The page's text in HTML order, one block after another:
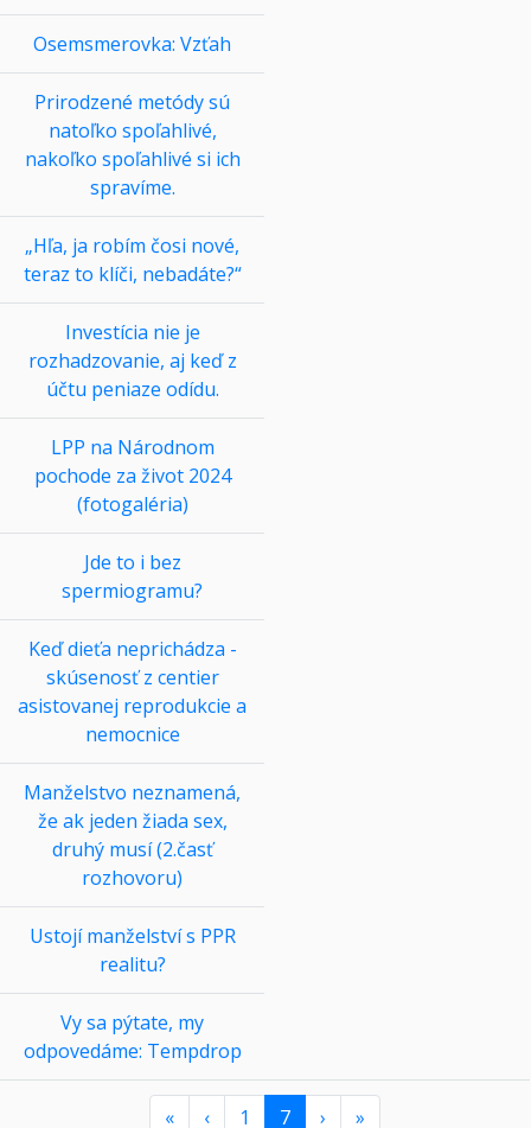
Osemsmerovka: Vzťah
Prirodzené metódy sú
natoľko spoľahlivé,
nakoľko spoľahlivé si ich
spravíme.
„Hľa, ja robím čosi nové,
teraz to klíči, nebadáte?“
Investícia nie je
rozhadzovanie, aj keď z
účtu peniaze odídu.
LPP na Národnom
pochode za život 2024
(fotogaléria)
Jde to i bez
spermiogramu?
Keď dieťa neprichádza -
skúsenosť z centier
asistovanej reprodukcie a
nemocnice
Manželstvo neznamená,
že ak jeden žiada sex,
druhý musí (2.časť
rozhovoru)
Ustojí manželství s PPR
realitu?
Vy sa pýtate, my
odpovedáme: Tempdrop
« ‹ 1 7 › »